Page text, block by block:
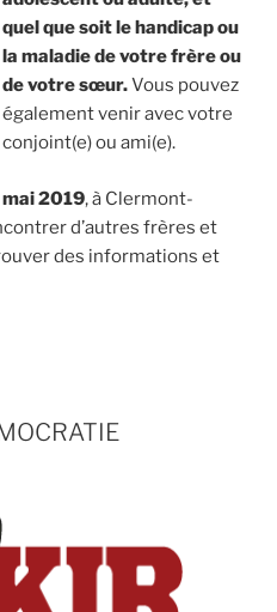
quel que soit le handicap ou
la maladie de votre frère ou
de votre sœur.Vous pouvez
également venir avec votre
conjoint(e) ou ami(e).
mai 2019, à Clermont-
d’autres frères et
des informations et